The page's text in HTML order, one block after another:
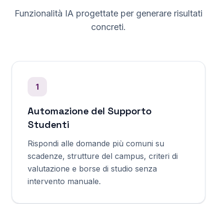
Funzionalità IA progettate per generare risultati
concreti.
1
Automazione del Supporto
Studenti
Rispondi alle domande più comuni su
scadenze, strutture del campus, criteri di
valutazione e borse di studio senza
intervento manuale.